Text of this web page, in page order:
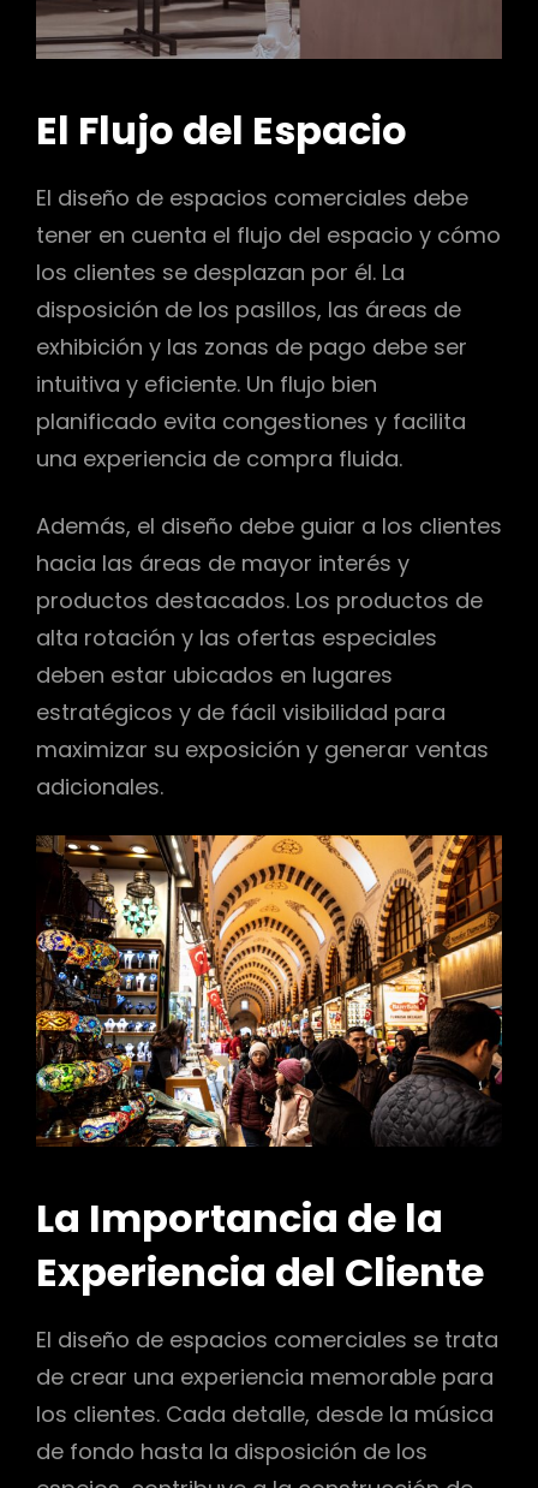
El Flujo del Espacio
El diseño de espacios comerciales debe
tener en cuenta el flujo del espacio y cómo
los clientes se desplazan por él. La
disposición de los pasillos, las áreas de
exhibición y las zonas de pago debe ser
intuitiva y eficiente. Un flujo bien
planificado evita congestiones y facilita
una experiencia de compra fluida.
Además, el diseño debe guiar a los clientes
hacia las áreas de mayor interés y
productos destacados. Los productos de
alta rotación y las ofertas especiales
deben estar ubicados en lugares
estratégicos y de fácil visibilidad para
maximizar su exposición y generar ventas
adicionales.
La Importancia de la
Experiencia del Cliente
El diseño de espacios comerciales se trata
de crear una experiencia memorable para
los clientes. Cada detalle, desde la música
de fondo hasta la disposición de los